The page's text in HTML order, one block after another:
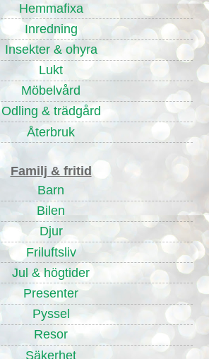
Hemmafixa
Inredning
Insekter & ohyra
Lukt
Möbelvård
Odling & trädgård
Återbruk
Familj & fritid
Barn
Bilen
Djur
Friluftsliv
Jul & högtider
Presenter
Pyssel
Resor
Säkerhet